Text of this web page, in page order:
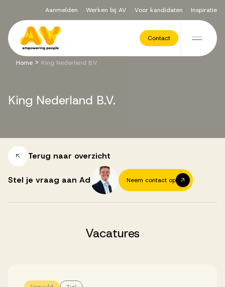
Ga naar de inhoud
Aanmelden Werken bij AV Voor kandidaten Inspiratie
Contact
Voor opdrachtgevers
Recruitment Services
Vacatures
Successen
Home > King Nederland B.V.
King Nederland B.V.
Terug naar overzicht
Stel je vraag aan Ad Neem contact op
Vacatures